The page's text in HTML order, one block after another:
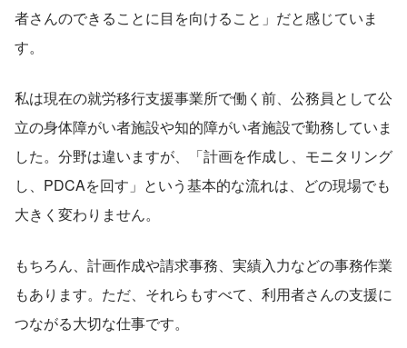
者さんのできることに目を向けること」だと感じていま
す。
私は現在の就労移行支援事業所で働く前、公務員として公
立の身体障がい者施設や知的障がい者施設で勤務していま
した。分野は違いますが、「計画を作成し、モニタリング
し、PDCAを回す」という基本的な流れは、どの現場でも
大きく変わりません。
もちろん、計画作成や請求事務、実績入力などの事務作業
もあります。ただ、それらもすべて、利用者さんの支援に
つながる大切な仕事です。